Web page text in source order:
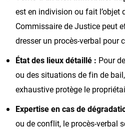
est en indivision ou fait l’objet
Commissaire de Justice peut
dresser un procès-verbal pour
État des lieux détaillé : Pour
ou des situations de fin de
exhaustive protège le
Expertise en cas de
ou de conflit, le procès-verbal